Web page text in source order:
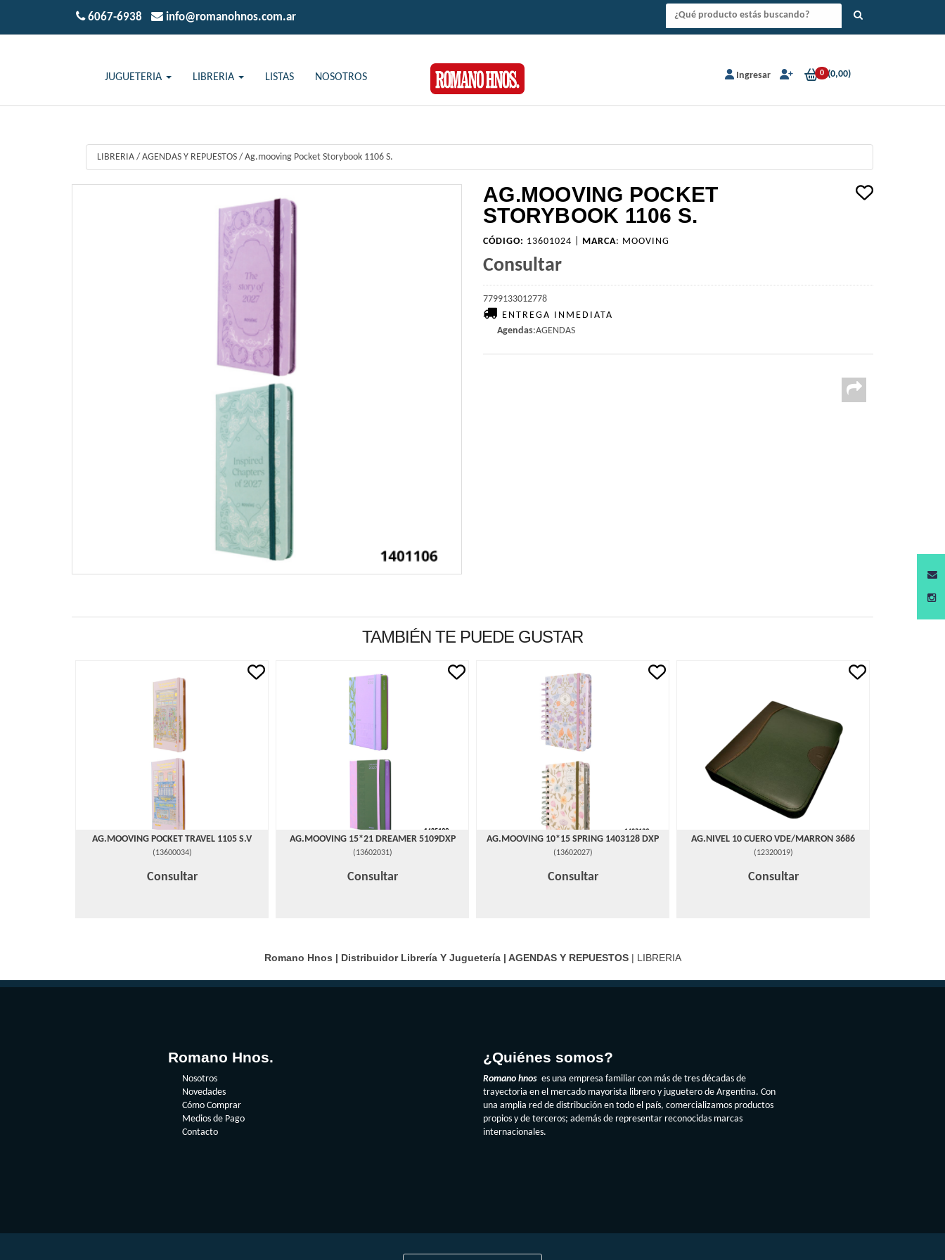
6067-6938 info@romanohnos.com.ar
Ingresar 0 (0,00)
JUGUETERIA LIBRERIA LISTAS NOSOTROS
LIBRERIA / AGENDAS Y REPUESTOS / Ag.mooving Pocket Storybook 1106 S.
AG.MOOVING POCKET
STORYBOOK 1106 S.
CÓDIGO: 13601024 | MARCA: MOOVING
Consultar
7799133012778
ENTREGA INMEDIATA
Agendas:AGENDAS
TAMBIÉN TE PUEDE GUSTAR
AG.MOOVING POCKET TRAVEL 1105 S.V
(13600034)
Consultar
AG.MOOVING 15*21 DREAMER 5109DXP
(13602031)
Consultar
AG.MOOVING 10*15 SPRING 1403128 DXP
(13602027)
Consultar
AG.NIVEL 10 CUERO VDE/MARRON 3686
(12320019)
Consultar
Romano Hnos | Distribuidor Librería Y Juguetería | AGENDAS Y REPUESTOS| LIBRERIA
Romano Hnos.
Nosotros
Novedades
Cómo Comprar
Medios de Pago
Contacto
¿Quiénes somos?
Romano hnos es una empresa familiar con más de tres décadas de
trayectoria en el mercado mayorista librero y juguetero de Argentina. Con
una amplia red de distribución en todo el país, comercializamos productos
propios y de terceros; además de representar reconocidas marcas
internacionales.